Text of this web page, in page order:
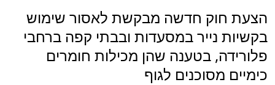
הצעת חוק חדשה מבקשת לאסור שימוש
בקשיות נייר במסעדות ובבתי קפה ברחבי
פלורידה, בטענה שהן מכילות חומרים
כימיים מסוכנים לגוף